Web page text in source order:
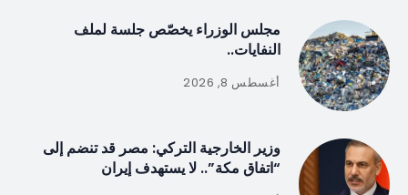
مجلس الوزراء يخصّص جلسة لملف
النفايات..
أغسطس 8, 2026
وزير الخارجية التركي: مصر قد تنضم إلى
“اتفاق مكة”.. لا يستهدف إيران